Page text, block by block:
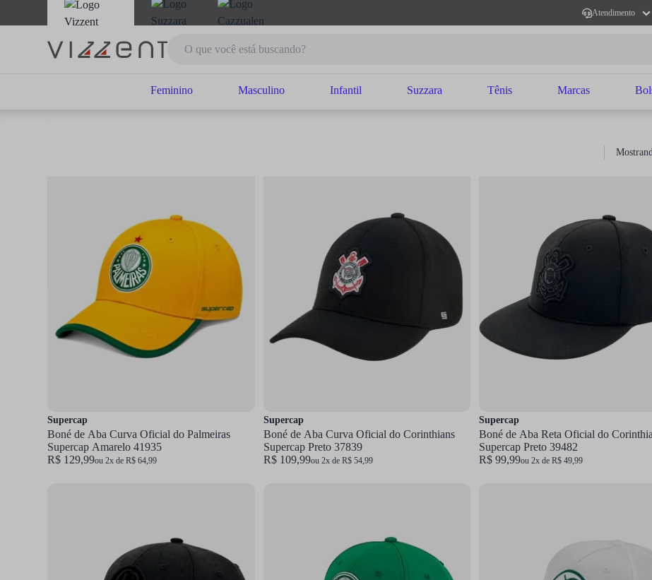
Atendimento
Feminino Masculino Infantil Suzzara Tênis Marcas
Supercap
Boné de Aba Curva Oficial do Palmeiras
Supercap Amarelo 41935
R$ 129,99ou 2x de R$ 64,99
Supercap
Boné de Aba Curva Oficial do Corinthians
Supercap Preto 37839
R$ 109,99ou 2x de R$ 54,99
Supercap
Boné de Aba Reta Oficial do
Supercap Preto 39482
R$ 99,99ou 2x de R$ 49,99